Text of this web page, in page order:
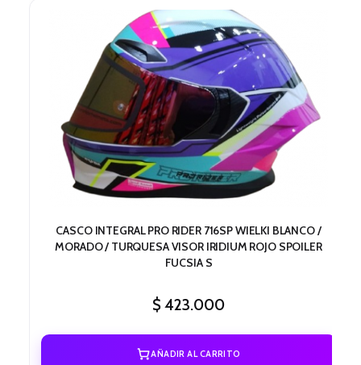
CASCO INTEGRAL PRO RIDER 716SP WIELKI BLANCO /
MORADO / TURQUESA VISOR IRIDIUM ROJO SPOILER
FUCSIA S
$423.000
AÑADIR AL CARRITO